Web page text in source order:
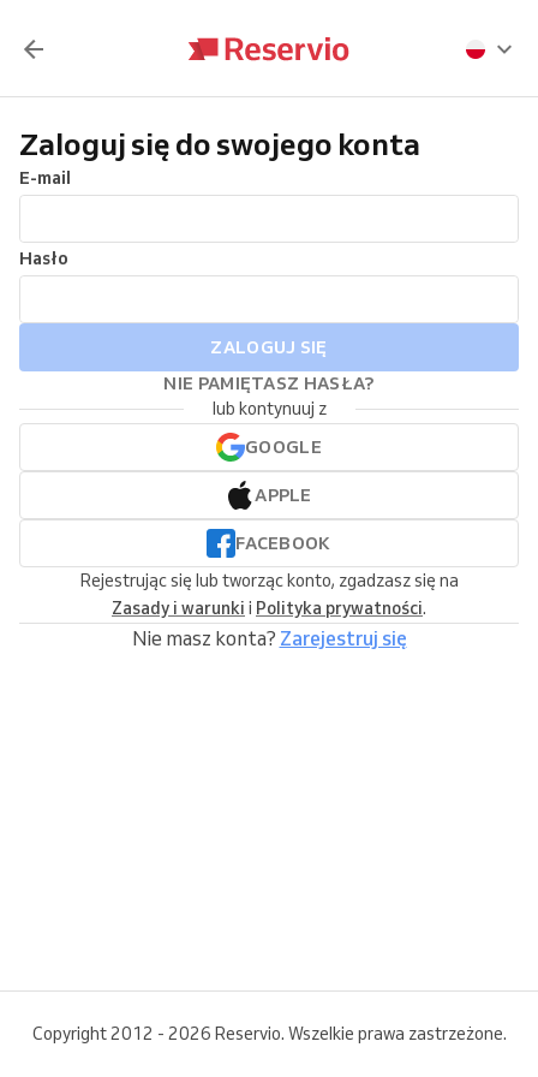
Zaloguj się do swojego konta
E-mail
Hasło
ZALOGUJ SIĘ
NIE PAMIĘTASZ HASŁA?
lub kontynuuj z
GOOGLE
APPLE
FACEBOOK
Rejestrując się lub tworząc konto, zgadzasz się na
Zasady i warunki i Polityka prywatności.
Nie masz konta? Zarejestruj się
Copyright 2012 - 2026 Reservio. Wszelkie prawa zastrzeżone.